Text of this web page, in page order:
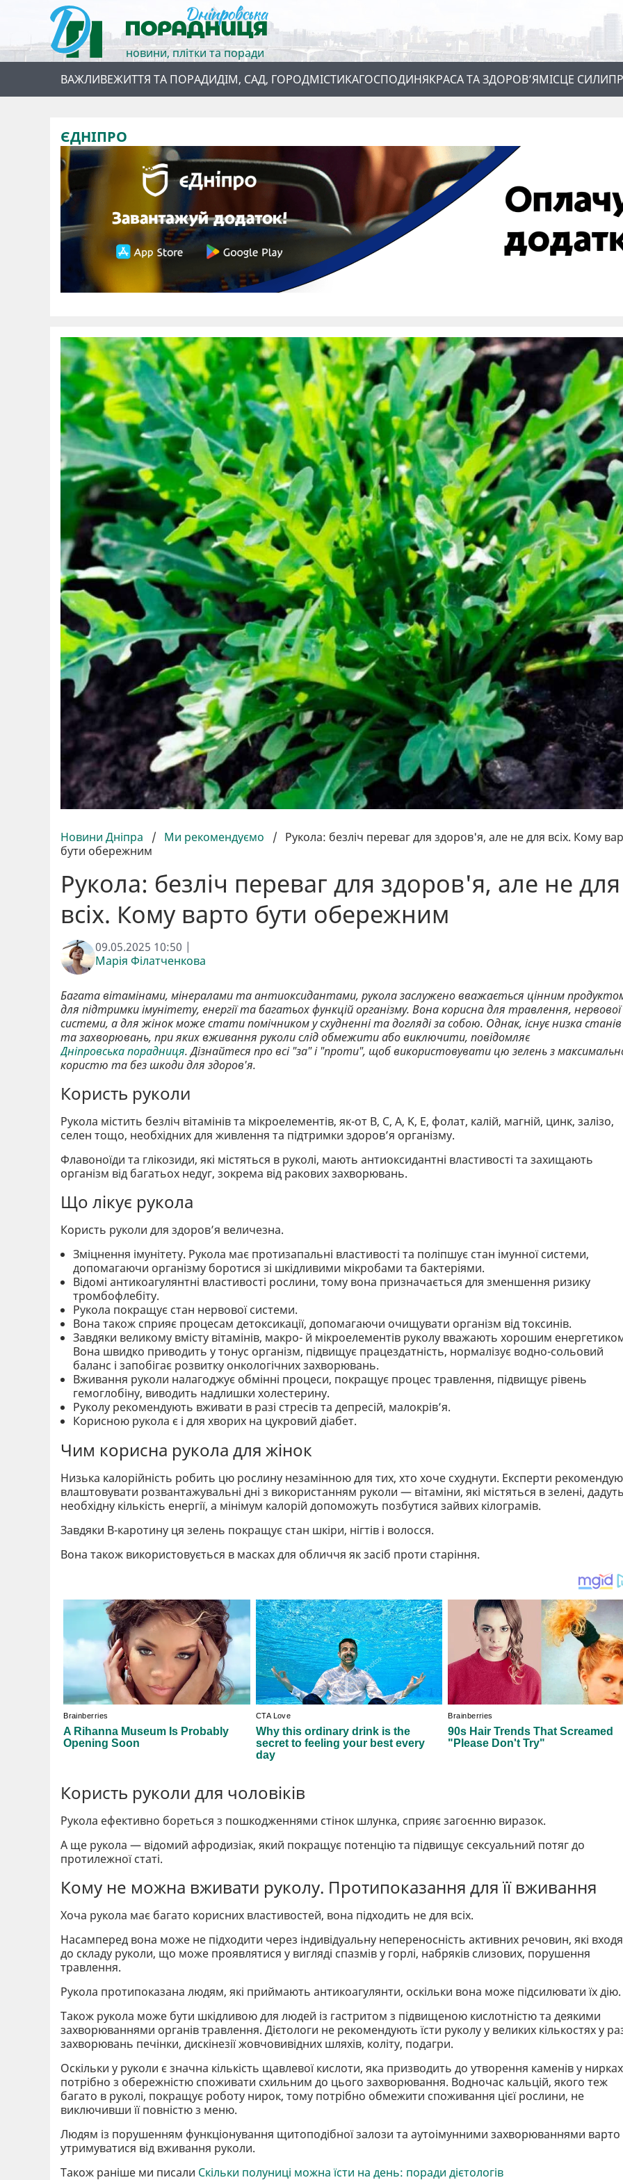
новини, плітки та поради
ВАЖЛИВЕЖИТТЯ ТА ПОРАДИДІМ, САД, ГОРОДМІСТИКАГОСПОДИНЯКРАСА ТА ЗДОРОВ’ЯМІСЦЕ СИЛИ
ЄДНІПРО
Новини Дніпра / Ми рекомендуємо / Рукола: безліч переваг для здоров'я, але не для всіх. Кому
бути обережним
Рукола: безліч переваг для здоров'я, але не для
всіх. Кому варто бути обережним
09.05.2025 10:50 |
Марія Філатченкова
Багата вітамінами, мінералами та антиоксидантами, рукола заслужено вважається цінним
для підтримки імунітету, енергії та багатьох функцій організму. Вона корисна для травлення, нервової
системи, а для жінок може стати помічником у схудненні та догляді за собою. Однак, існує низка станів
та захворювань, при яких вживання руколи слід обмежити або виключити, повідомляє
Дніпровська порадниця. Дізнайтеся про всі "за" і "проти", щоб використовувати цю зелень з
користю та без шкоди для здоров'я.
Користь руколи
Рукола містить безліч вітамінів та мікроелементів, як-от B, C, A, K, E, фолат, калій, магній, цинк, залізо,
селен тощо, необхідних для живлення та підтримки здоров’я організму.
Флавоноїди та глікозиди, які містяться в руколі, мають антиоксидантні властивості та захищають
організм від багатьох недуг, зокрема від ракових захворювань.
Що лікує рукола
Користь руколи для здоров’я величезна.
Зміцнення імунітету. Рукола має протизапальні властивості та поліпшує стан імунної системи,
допомагаючи організму боротися зі шкідливими мікробами та бактеріями.
Відомі антикоагулянтні властивості рослини, тому вона призначається для зменшення ризику
тромбофлебіту.
Рукола покращує стан нервової системи.
Вона також сприяє процесам детоксикації, допомагаючи очищувати організм від токсинів.
Завдяки великому вмісту вітамінів, макро- й мікроелементів руколу вважають хорошим
Вона швидко приводить у тонус організм, підвищує працездатність, нормалізує водно-сольовий
баланс і запобігає розвитку онкологічних захворювань.
Вживання руколи налагоджує обмінні процеси, покращує процес травлення, підвищує рівень
гемоглобіну, виводить надлишки холестерину.
Руколу рекомендують вживати в разі стресів та депресій, малокрів’я.
Корисною рукола є і для хворих на цукровий діабет.
Чим корисна рукола для жінок
Низька калорійність робить цю рослину незамінною для тих, хто хоче схуднути. Експерти
влаштовувати розвантажувальні дні з використанням руколи — вітаміни, які містяться в зелені, дадуть
необхідну кількість енергії, а мінімум калорій допоможуть позбутися зайвих кілограмів.
Завдяки В-каротину ця зелень покращує стан шкіри, нігтів і волосся.
Вона також використовується в масках для обличчя як засіб проти старіння.
Користь руколи для чоловіків
Рукола ефективно бореться з пошкодженнями стінок шлунка, сприяє загоєнню виразок.
А ще рукола — відомий афродизіак, який покращує потенцію та підвищує сексуальний потяг до
протилежної статі.
Кому не можна вживати руколу. Протипоказання для її вживання
Хоча рукола має багато корисних властивостей, вона підходить не для всіх.
Насамперед вона може не підходити через індивідуальну непереносність активних речовин, які
до складу руколи, що може проявлятися у вигляді спазмів у горлі, набряків слизових, порушення
травлення.
Рукола протипоказана людям, які приймають антикоагулянти, оскільки вона може підсилювати їх дію.
Також рукола може бути шкідливою для людей із гастритом з підвищеною кислотністю та деякими
захворюваннями органів травлення. Дієтологи не рекомендують їсти руколу у великих кількостях у
захворювань печінки, дискінезії жовчовивідних шляхів, коліту, подагри.
Оскільки у руколи є значна кількість щавлевої кислоти, яка призводить до утворення каменів у нирках,
потрібно з обережністю споживати схильним до цього захворювання. Водночас кальцій, якого теж
багато в руколі, покращує роботу нирок, тому потрібно обмежити споживання цієї рослини, не
виключивши її повністю з меню.
Людям із порушенням функціонування щитоподібної залози та аутоімунними захворюваннями варто
утримуватися від вживання руколи.
Також раніше ми писали Скільки полуниці можна їсти на день: поради дієтологів